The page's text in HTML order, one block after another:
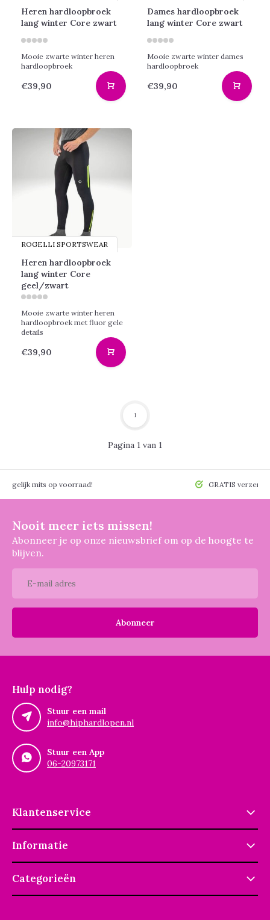
Heren hardloopbroek
lang winter Core zwart
Mooie zwarte winter heren
hardloopbroek
€39,90
Dames hardloopbroek
lang winter Core zwart
Mooie zwarte winter dames
hardloopbroek
€39,90
ROGELLI SPORTSWEAR
Heren hardloopbroek
lang winter Core
geel/zwart
Mooie zwarte winter heren
hardloopbroek met fluor gele
details
€39,90
Pagina 1 van 1
1
mits op voorraad! GRATIS
Nooit meer iets missen!
Abonneer je op onze nieuwsbrief om op de hoogte te
blijven.
Abonneer
Hulp nodig?
Stuur een mail
info@hiphardlopen.nl
Stuur een App
06-20973171
Klantenservice
Informatie
Categorieën